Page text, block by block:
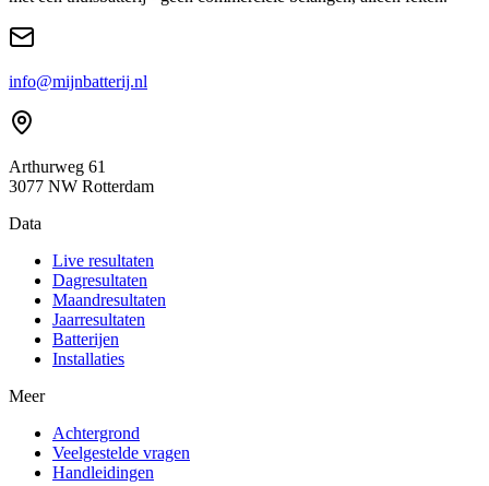
info@mijnbatterij.nl
Arthurweg 61
3077 NW Rotterdam
Data
Live resultaten
Dagresultaten
Maandresultaten
Jaarresultaten
Batterijen
Installaties
Meer
Achtergrond
Veelgestelde vragen
Handleidingen